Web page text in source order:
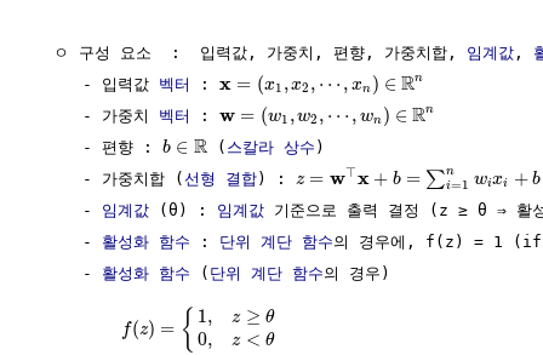
  ㅇ 구성 요소  :  입력값, 가중치, 편향, 가중치합,
임계값 ,
     - 입력값
벡터 : x = (x1 , x2 , ⋯ , xn ) ∈ Rn
     - 가중치
벡터 : w = (w1 , w2 , ⋯ , wn ) ∈ Rn
     - 편향 :
b ∈ R ( 스칼라 상수 )
     - 가중치합 (
선형 결합) : z = w⊤x + b = ∑n
i=1 wixi + b
     -
임계값 (θ) : 임계값 기준으로 출력 결정 (z ≥ θ ⇒ 활
     -
활성화 함수 : 단위 계단 함수의 경우에, f(z) = 1
     -
활성화 함수 ( 단위 계단 함수의 경우)
f(z) = { 1, z ≥ θ
0, z < θ